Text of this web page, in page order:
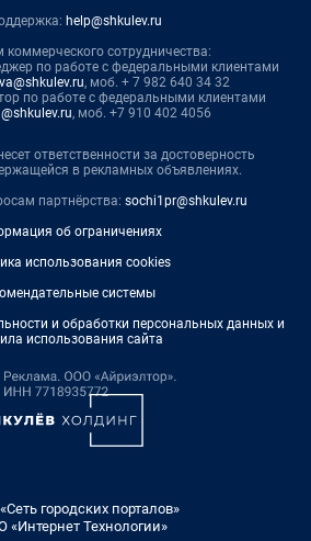
help@shkulev.ru
коммерческого сотрудничества:
по работе с федеральными клиентами
, моб. + 7 982 640 34 32
по работе с федеральными клиентами
, моб. +7 910 402 4056
ответственности за достоверность
в рекламных объявлениях.
партнёрства: sochi1pr@shkulev.ru
об ограничениях
использования cookies
системы
и обработки персональных данных и
использования сайта
городских порталов»
«Интернет Технологии»